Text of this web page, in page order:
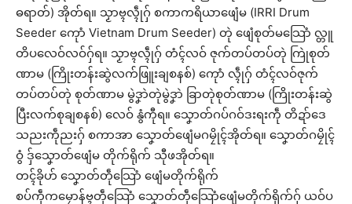
ဓရာတ်) အိုတ်ရ။ သၟာဗ္ၚလ္ၚဵုဂှ် စကာကရိယာဖျေံမ (IRRI Drum
Seeder ကေုာံ Vietnam Drum Seeder) တုဲ ဖျေံစုတ်မသြောံ လ္တူ
တိပလေဝ်လဝ်ဂှ်ရ။ သၟာဗ္ၚလ္ၚဵုဂှ် တံၚ်လဝ် ဇုက်တပ်တပ်တုဲ ကြုဲစုတ်
ဏာမ (ကြိုးတန်းဆွဲလက်ဖြူးချစနစ်) ကေုာံ လ္ၚဵုဂှ် တံၚ်လဝ်ဇုက်
တပ်တပ်တုဲ စုတ်ဏာမ မွဲဒၞာဲတုဲမွဲဒၞာဲ ခြာတုဲစုတ်ဏာမ (ကြိုးတန်းဆွဲ
ပြီးလက်စုချစနစ်) လေဝ် နွံကီုရ။ သၞောတ်ဂပ်ဂဝ်ဒးရးကဵု တိဍာ်ဒေ
သညးကဵုညးဂှ် စကာအာ သၞောတ်ဖျေံမဂမၠိုၚ်အိုတ်ရ။ သၞောတ်ဂမၠိုၚ်
ဝွံ ဒှ်သၞောတ်ဖျေံမ တိုက်ရိုက် သီုဖအိုတ်ရ။
တၚ်ခိုဟ် သၞောတ်တဵုသြောံ ဖျေံမတိုက်ရိုက်
စပ်ကဵုကမၠောန်ဗ္ၚတဵုသြောံ သၞောတ်တဵုသြောံဖျေံမတိုက်ရိုက်ဂှ် ယဝ်ပ